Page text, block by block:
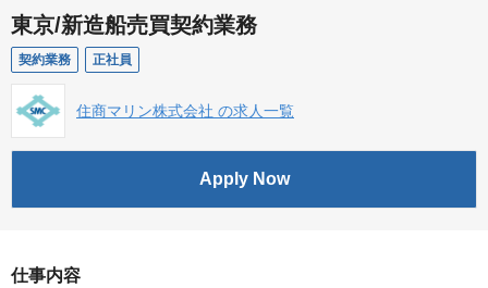
東京/新造船売買契約業務
契約業務 正社員
住商マリン株式会社 の求人一覧
Apply Now
仕事内容